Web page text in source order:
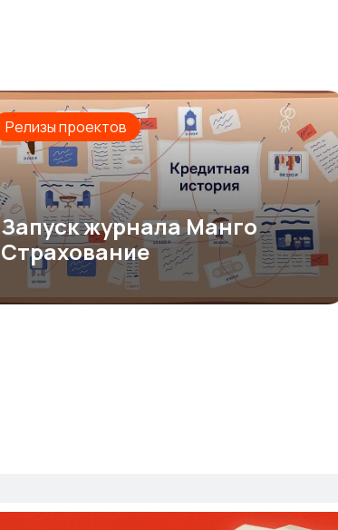
Релизы проектов
Запуск журнала Манго
Страхование